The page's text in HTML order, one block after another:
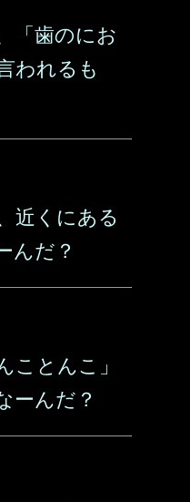
「歯のにお
われるも
近くにある
んだ？
ことんこ」
ーんだ？